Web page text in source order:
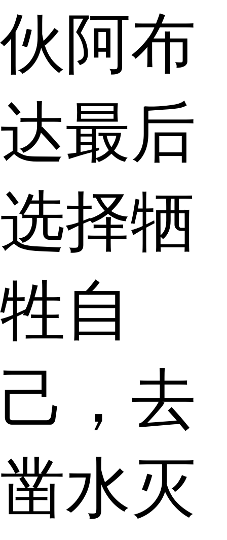
伙阿布
达最后
选择牺
牲自
己，去
凿水灭